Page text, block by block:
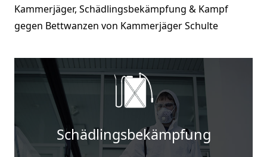
Kammerjäger, Schädlingsbekämpfung & Kampf
gegen Bettwanzen von Kammerjäger Schulte
Schädlingsbekämpfung